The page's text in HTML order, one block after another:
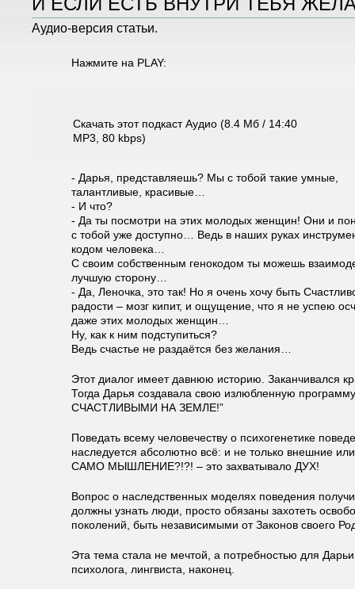
Аудио-версия статьи.
Нажмите на PLAY:
Скачать этот подкаст Аудио (8.4 Мб / 14:40
MP3, 80 kbps)
- Дарья, представляешь? Мы с тобой такие умные,
талантливые, красивые…
- И что?
- Да ты посмотри на этих молодых женщин! Они и
с тобой уже доступно… Ведь в наших руках
кодом человека…
С своим собственным генокодом ты можешь
лучшую сторону…
- Да, Леночка, это так! Но я очень хочу быть
радости – мозг кипит, и ощущение, что я не успею
даже этих молодых женщин…
Ну, как к ним подступиться?
Ведь счастье не раздаётся без желания…
Этот диалог имеет давнюю историю. Заканчивался
Тогда Дарья создавала свою излюбленную
СЧАСТЛИВЫМИ НА ЗЕМЛЕ!”
Поведать всему человечеству о психогенетике
наследуется абсолютно всё: и не только внешние
САМО МЫШЛЕНИЕ?!?! – это захватывало ДУХ!
Вопрос о наследственных моделях поведения
должны узнать люди, просто обязаны захотеть
поколений, быть независимыми от Законов своего
Эта тема стала не мечтой, а потребностью для
психолога, лингвиста, наконец.